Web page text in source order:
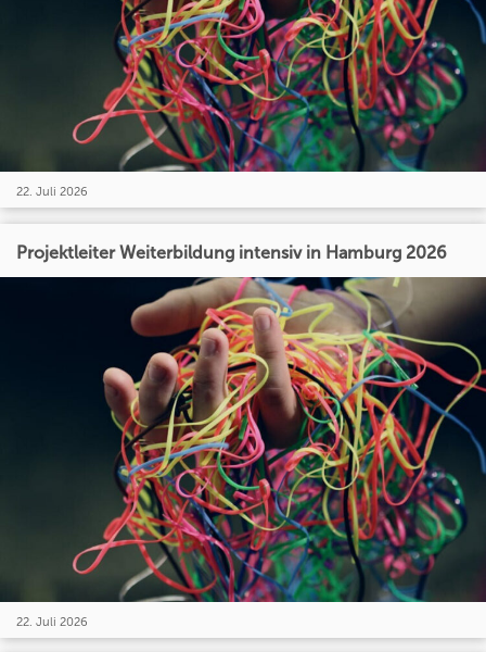
22. Juli 2026
Projektleiter Weiterbildung intensiv in Hamburg 2026
22. Juli 2026